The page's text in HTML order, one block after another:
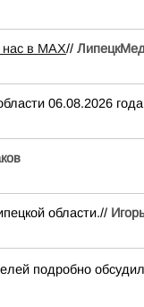
нас в МАХ//
06.08.2026
области.//
подробно